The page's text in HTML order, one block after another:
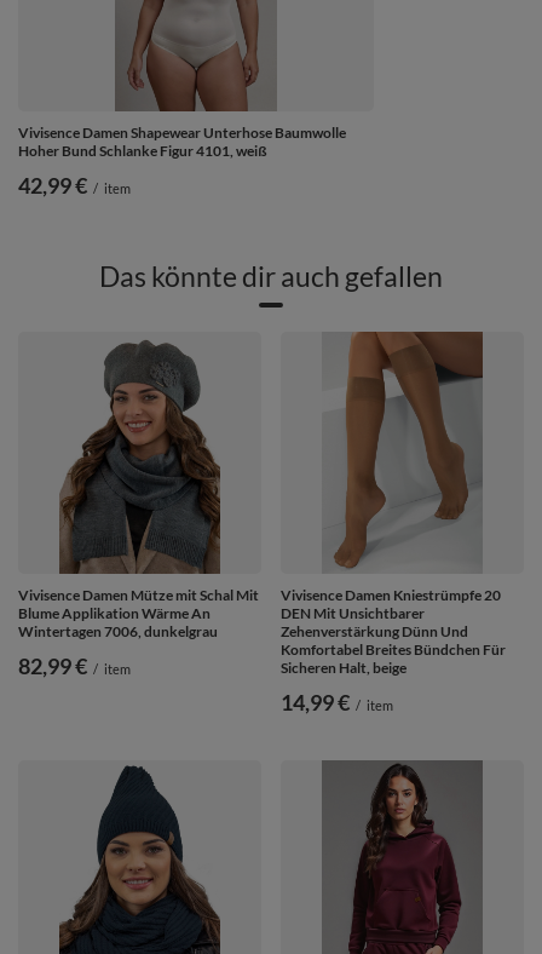
Vivisence Damen Shapewear Unterhose Baumwolle
Hoher Bund Schlanke Figur 4101, weiß
42,99 € / item
Das könnte dir auch gefallen
Vivisence Damen Mütze mit Schal Mit
Blume Applikation Wärme An
Wintertagen 7006, dunkelgrau
82,99 € / item
Vivisence Damen Kniestrümpfe 20
DEN Mit Unsichtbarer
Zehenverstärkung Dünn Und
Komfortabel Breites Bündchen Für
Sicheren Halt, beige
14,99 € / item